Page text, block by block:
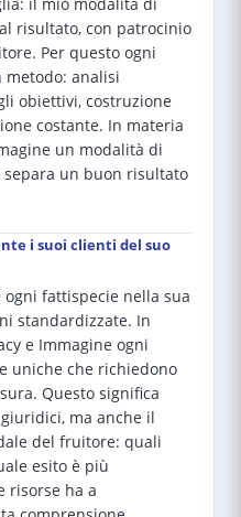
il mio modalità di
risultato, con patrocinio
Per questo ogni
metodo: analisi
obiettivi, costruzione
costante. In materia
un modalità di
separa un buon risultato
i suoi clienti del suo
fattispecie nella sua
standardizzate. In
e Immagine ogni
uniche che richiedono
Questo significa
ma anche il
del fruitore: quali
esito è più
risorse ha a